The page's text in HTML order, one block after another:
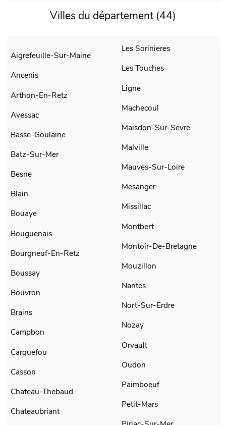
Villes du département (44)
Aigrefeuille-Sur-Maine
Ancenis
Arthon-En-Retz
Avessac
Basse-Goulaine
Batz-Sur-Mer
Besne
Blain
Bouaye
Bouguenais
Bourgneuf-En-Retz
Boussay
Bouvron
Brains
Campbon
Carquefou
Casson
Chateau-Thebaud
Chateaubriant
Les Sorinieres
Les Touches
Ligne
Machecoul
Maisdon-Sur-Sevre
Malville
Mauves-Sur-Loire
Mesanger
Missillac
Montbert
Montoir-De-Bretagne
Mouzillon
Nantes
Nort-Sur-Erdre
Nozay
Orvault
Oudon
Paimboeuf
Petit-Mars